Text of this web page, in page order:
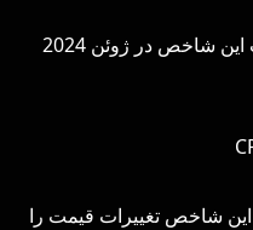
شما می‌توانید در شکل زیر تغییرات این شاخص در ژوئن 2024
شاخص تغییرات قیمت را